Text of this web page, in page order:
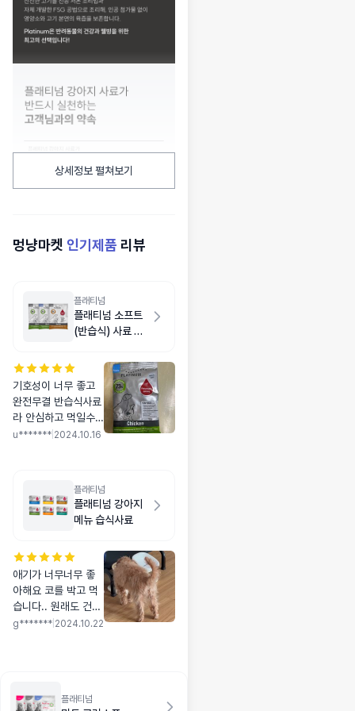
상세정보 펼쳐보기
멍냥마켓 인기제품 리뷰
플래티넘
플래티넘 소프트
(반습식) 사료 샘
기호성이 너무 좋고
완전무결 반습식사료
라 안심하고 먹일수
있어서 좋아요 변을
한거같아요
u******* 2024.10.16
플래티넘
플래티넘 강아지
메뉴 습식사료
애기가 너무너무 좋
아해요 코를 박고 먹
습니다.. 원래도 건식
보단 습식 좋아하는
g******* 2024.10.22
플래티넘